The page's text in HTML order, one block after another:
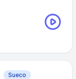
Sueco